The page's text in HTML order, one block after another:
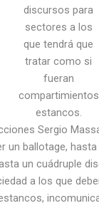
discursos para
sectores a los
que tendrá que
tratar como si
fueran
compartimientos
estancos.
Sergio
un ballotage,
un cuádruple
a los que